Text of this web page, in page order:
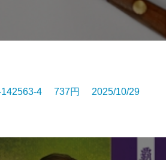
142563-4 737円 2025/10/29